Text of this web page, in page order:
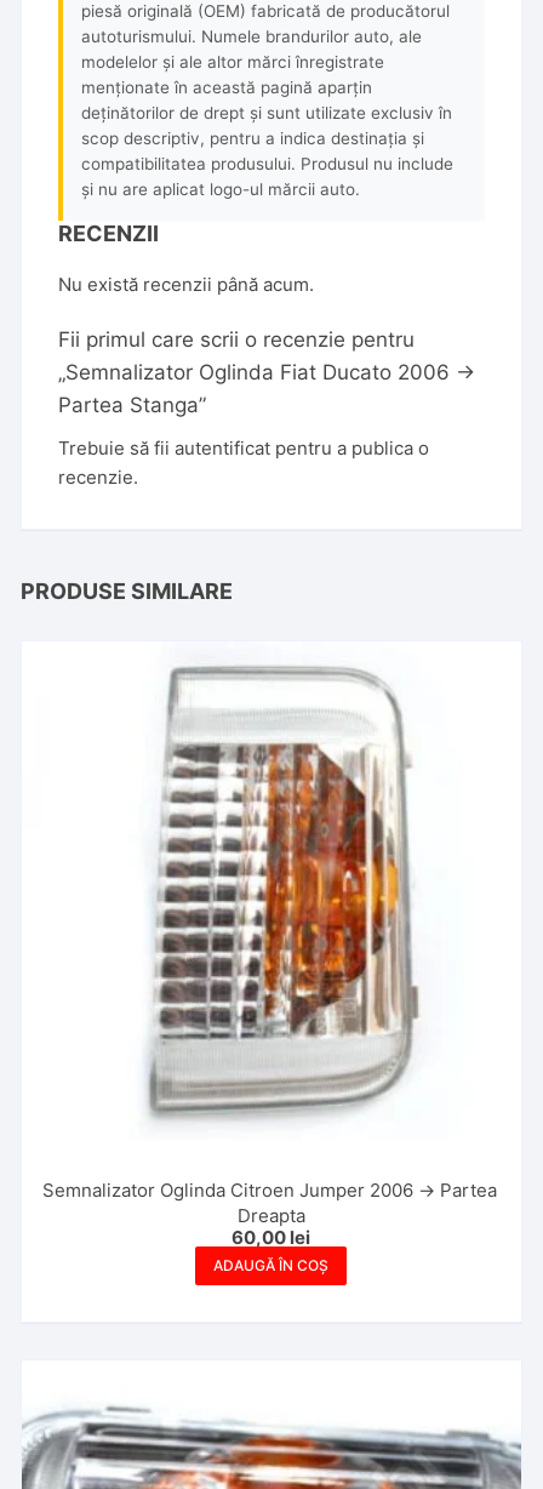
piesă originală (OEM) fabricată de producătorul
autoturismului. Numele brandurilor auto, ale
modelelor și ale altor mărci înregistrate
menționate în această pagină aparțin
deținătorilor de drept și sunt utilizate exclusiv în
scop descriptiv, pentru a indica destinația și
compatibilitatea produsului. Produsul nu include
și nu are aplicat logo-ul mărcii auto.
RECENZII
Nu există recenzii până acum.
Fii primul care scrii o recenzie pentru
„Semnalizator Oglinda Fiat Ducato 2006 ->
Partea Stanga”
Trebuie să fiiautentificat pentru a publica o
recenzie.
PRODUSE SIMILARE
Semnalizator Oglinda Citroen Jumper 2006 -> Partea
Dreapta
60,00 lei
ADAUGĂ ÎN COȘ